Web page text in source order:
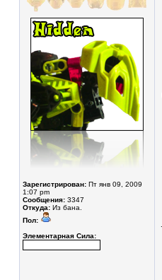
Зарегистрирован: Пт янв 09, 2009
1:07 pm
Сообщения: 3347
Откуда: Из бана.
Пол:
Элементарная Сила: